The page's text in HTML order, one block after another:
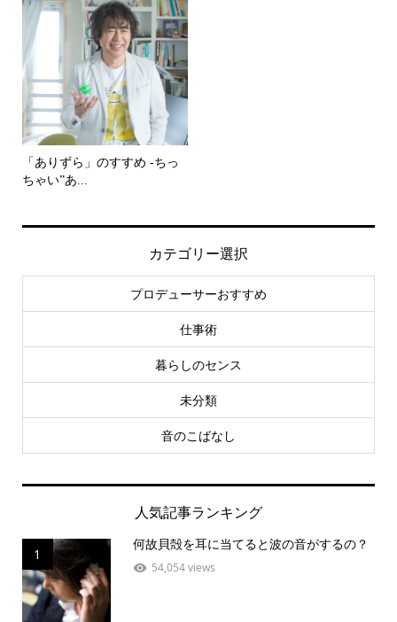
「ありずら」のすすめ -ちっ
ちゃい”あ...
カテゴリー選択
プロデューサーおすすめ
仕事術
暮らしのセンス
未分類
音のこばなし
人気記事ランキング
1
何故貝殻を耳に当てると波の音がするの？
54,054 views